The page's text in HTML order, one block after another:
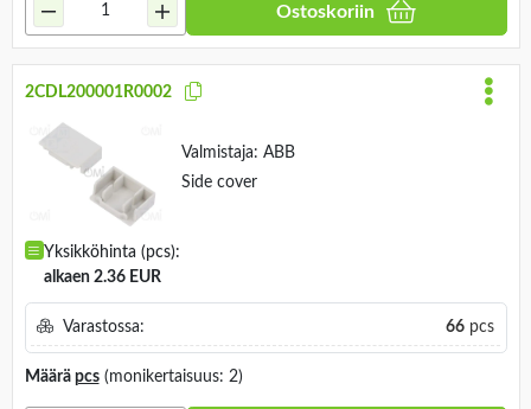
Ostoskoriin
2CDL200001R0002
Valmistaja: ABB
Side cover
Yksikköhinta (pcs):
alkaen 2.36 EUR
Varastossa: 66pcs
Määrä pcs(monikertaisuus: 2)